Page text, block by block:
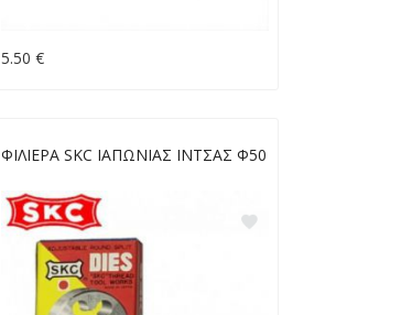
5.50 €
ΦΙΛΙΕΡΑ SKC ΙΑΠΩΝΙΑΣ ΙΝΤΣΑΣ Φ50